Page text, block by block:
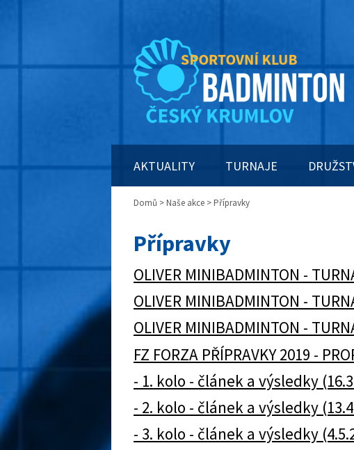
AKTUALITY TURNAJE
Domů > Naše akce > Přípravky
Přípravky
OLIVER MINIBADMINTON -
OLIVER MINIBADMINTON -
OLIVER MINIBADMINTON -
FZ FORZA PŘÍPRAVKY 2019 -
- 1. kolo - článek a výsledky
- 2. kolo - článek a výsledky
- 3. kolo - článek a výsledky